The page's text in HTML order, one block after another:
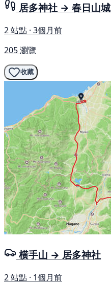
居多神社 → 春日山城
2 站點 · 3個月前
205 瀏覽
收藏
横手山 → 居多神社
2 站點 · 1個月前